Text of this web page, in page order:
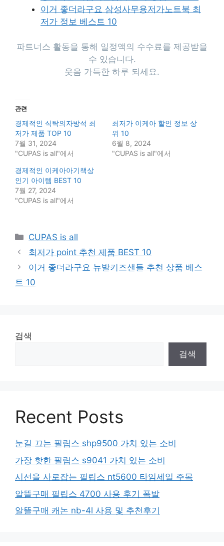
이거 좋더라구요 삼성사무용저가노트북 최
저가 정보 베스트 10
파트너스 활동을 통해 일정액의 수수료를 제공받을
수 있습니다.
웃음 가득한 하루 되세요.
관련
경제적인 식탁의자방석 최
저가 제품 TOP 10
7월 31, 2024
"CUPAS is all"에서
최저가 이케아 할인 정보 상
위 10
6월 8, 2024
"CUPAS is all"에서
경제적인 이케아아기책상
인기 아이템 BEST 10
7월 27, 2024
"CUPAS is all"에서
Categories
CUPAS is all
최저가 point 추천 제품 BEST 10
이거 좋더라구요 뉴발키즈샌들 추천 상품 베스
트 10
검색
검색
Recent Posts
눈길 끄는 필립스 shp9500 가치 있는 소비
가장 핫한 필립스 s9041 가치 있는 소비
시선을 사로잡는 필립스 nt5600 타임세일 주목
알뜰구매 필립스 4700 사용 후기 폭발
알뜰구매 캐논 nb-4l 사용 및 추천후기